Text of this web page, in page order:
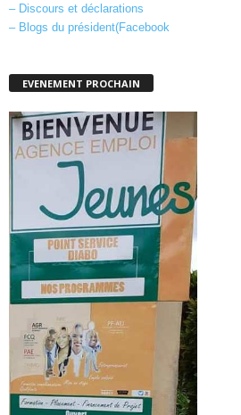
– Discours et déclarations
– Blogs du président(Facebook
EVENEMENT PROCHAIN